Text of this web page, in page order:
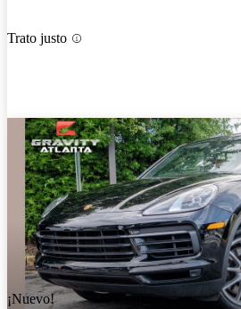
Trato justo
¡Nuevo!